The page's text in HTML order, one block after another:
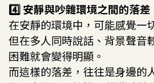
4️⃣ 安靜與吵雜環境之間的落差
在安靜的環境中，可能感覺一
但在多人同時說話、背景聲音
困難就會變得明顯。
而這樣的落差，往往是身邊的